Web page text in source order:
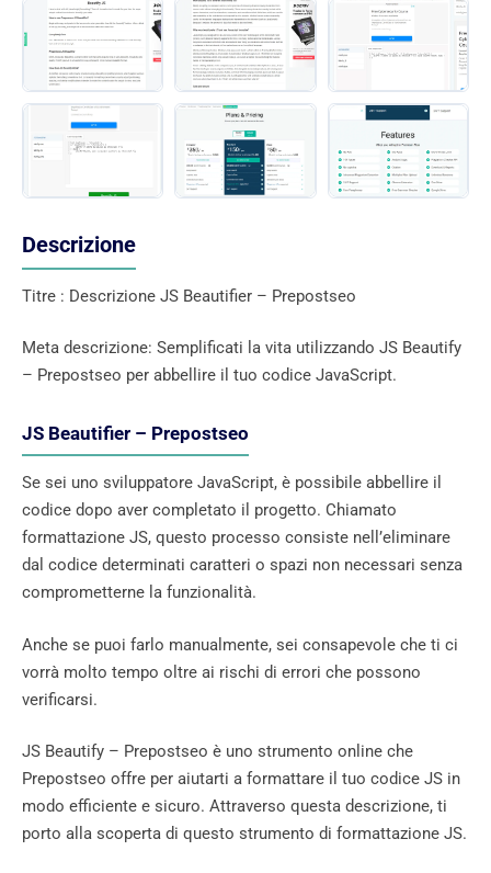
Descrizione
Titre : Descrizione JS Beautifier – Prepostseo
Meta descrizione: Semplificati la vita utilizzando JS Beautify
– Prepostseo per abbellire il tuo codice JavaScript.
JS Beautifier – Prepostseo
Se sei uno sviluppatore JavaScript, è possibile abbellire il
codice dopo aver completato il progetto. Chiamato
formattazione JS, questo processo consiste nell’eliminare
dal codice determinati caratteri o spazi non necessari senza
comprometterne la funzionalità.
Anche se puoi farlo manualmente, sei consapevole che ti ci
vorrà molto tempo oltre ai rischi di errori che possono
verificarsi.
JS Beautify – Prepostseo è uno strumento online che
Prepostseo offre per aiutarti a formattare il tuo codice JS in
modo efficiente e sicuro. Attraverso questa descrizione, ti
porto alla scoperta di questo strumento di formattazione JS.